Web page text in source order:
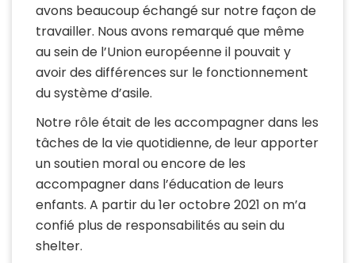
avons beaucoup échangé sur notre façon de
travailler. Nous avons remarqué que même
au sein de l’Union européenne il pouvait y
avoir des différences sur le fonctionnement
du système d’asile.
Notre rôle était de les accompagner dans les
tâches de la vie quotidienne, de leur apporter
un soutien moral ou encore de les
accompagner dans l’éducation de leurs
enfants. A partir du 1er octobre 2021 on m’a
confié plus de responsabilités au sein du
shelter.